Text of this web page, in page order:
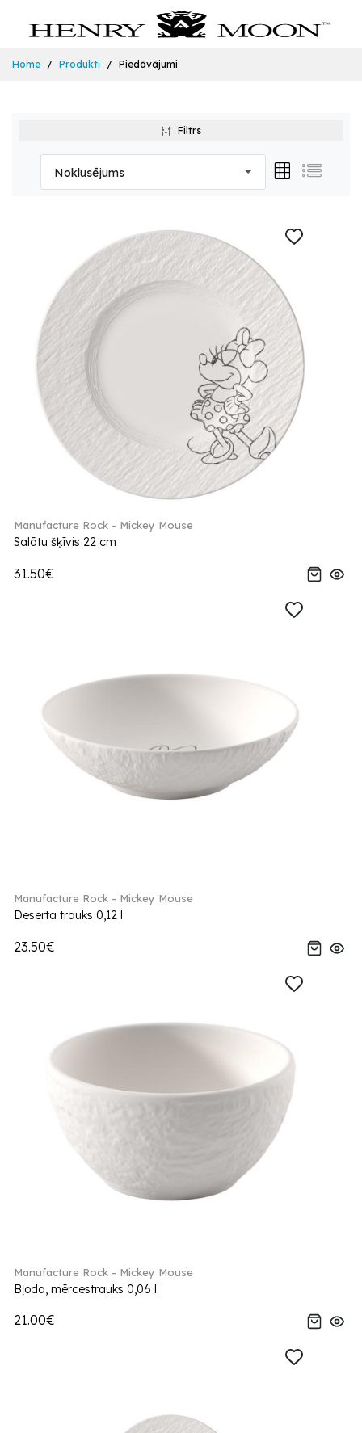
Home Produkti Piedāvājumi
Filtrs
Manufacture Rock - Mickey Mouse
Salātu šķīvis 22 cm
31.50€
Manufacture Rock - Mickey Mouse
Deserta trauks 0,12 l
23.50€
Manufacture Rock - Mickey Mouse
Bļoda, mērcestrauks 0,06 l
21.00€